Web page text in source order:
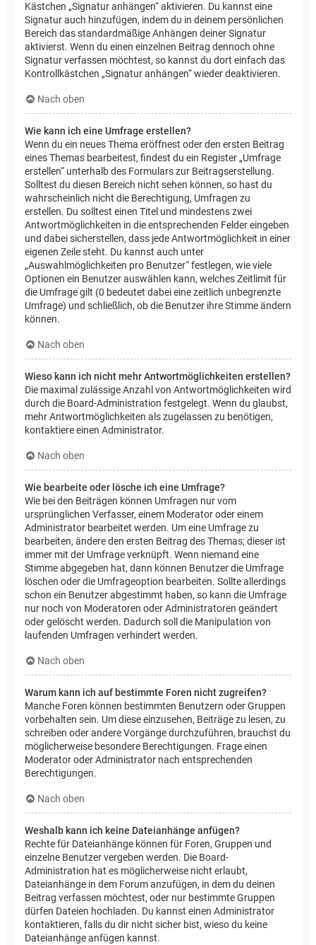
Kästchen „Signatur anhängen“ aktivieren. Du kannst eine
Signatur auch hinzufügen, indem du in deinem persönlichen
Bereich das standardmäßige Anhängen deiner Signatur
aktivierst. Wenn du einen einzelnen Beitrag dennoch ohne
Signatur verfassen möchtest, so kannst du dort einfach das
Kontrollkästchen „Signatur anhängen“ wieder deaktivieren.
Nach oben
Wie kann ich eine Umfrage erstellen?
Wenn du ein neues Thema eröffnest oder den ersten Beitrag
eines Themas bearbeitest, findest du ein Register „Umfrage
erstellen“ unterhalb des Formulars zur Beitragserstellung.
Solltest du diesen Bereich nicht sehen können, so hast du
wahrscheinlich nicht die Berechtigung, Umfragen zu
erstellen. Du solltest einen Titel und mindestens zwei
Antwortmöglichkeiten in die entsprechenden Felder eingeben
und dabei sicherstellen, dass jede Antwortmöglichkeit in einer
eigenen Zeile steht. Du kannst auch unter
„Auswahlmöglichkeiten pro Benutzer“ festlegen, wie viele
Optionen ein Benutzer auswählen kann, welches Zeitlimit für
die Umfrage gilt (0 bedeutet dabei eine zeitlich unbegrenzte
Umfrage) und schließlich, ob die Benutzer ihre Stimme ändern
können.
Nach oben
Wieso kann ich nicht mehr Antwortmöglichkeiten erstellen?
Die maximal zulässige Anzahl von Antwortmöglichkeiten wird
durch die Board-Administration festgelegt. Wenn du glaubst,
mehr Antwortmöglichkeiten als zugelassen zu benötigen,
kontaktiere einen Administrator.
Nach oben
Wie bearbeite oder lösche ich eine Umfrage?
Wie bei den Beiträgen können Umfragen nur vom
ursprünglichen Verfasser, einem Moderator oder einem
Administrator bearbeitet werden. Um eine Umfrage zu
bearbeiten, ändere den ersten Beitrag des Themas; dieser ist
immer mit der Umfrage verknüpft. Wenn niemand eine
Stimme abgegeben hat, dann können Benutzer die Umfrage
löschen oder die Umfrageoption bearbeiten. Sollte allerdings
schon ein Benutzer abgestimmt haben, so kann die Umfrage
nur noch von Moderatoren oder Administratoren geändert
oder gelöscht werden. Dadurch soll die Manipulation von
laufenden Umfragen verhindert werden.
Nach oben
Warum kann ich auf bestimmte Foren nicht zugreifen?
Manche Foren können bestimmten Benutzern oder Gruppen
vorbehalten sein. Um diese einzusehen, Beiträge zu lesen, zu
schreiben oder andere Vorgänge durchzuführen, brauchst du
möglicherweise besondere Berechtigungen. Frage einen
Moderator oder Administrator nach entsprechenden
Berechtigungen.
Nach oben
Weshalb kann ich keine Dateianhänge anfügen?
Rechte für Dateianhänge können für Foren, Gruppen und
einzelne Benutzer vergeben werden. Die Board-
Administration hat es möglicherweise nicht erlaubt,
Dateianhänge in dem Forum anzufügen, in dem du deinen
Beitrag verfassen möchtest, oder nur bestimmte Gruppen
dürfen Dateien hochladen. Du kannst einen Administrator
kontaktieren, falls du dir nicht sicher bist, wieso du keine
Dateianhänge anfügen kannst.